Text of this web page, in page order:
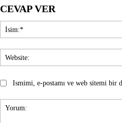
CEVAP VER
Ismimi, e-postamı ve web sitemi bir